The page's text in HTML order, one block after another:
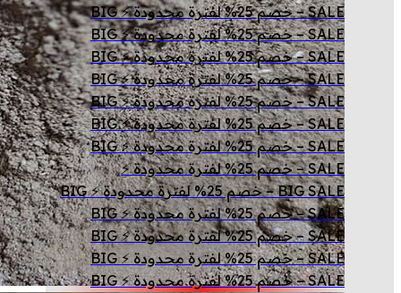
SALE – خصم 25% لفترة محدودة ⚡ BIG
SALE – خصم 25% لفترة محدودة ⚡ BIG
SALE – خصم 25% لفترة محدودة ⚡ BIG
SALE – خصم 25% لفترة محدودة ⚡ BIG
SALE – خصم 25% لفترة محدودة ⚡ BIG
SALE – خصم 25% لفترة محدودة ⚡ BIG
SALE – خصم 25% لفترة محدودة ⚡ BIG
SALE – خصم 25% لفترة محدودة ⚡
BIG SALE – خصم 25% لفترة محدودة ⚡ BIG
SALE – خصم 25% لفترة محدودة ⚡ BIG
SALE – خصم 25% لفترة محدودة ⚡ BIG
SALE – خصم 25% لفترة محدودة ⚡ BIG
SALE – خصم 25% لفترة محدودة ⚡ BIG